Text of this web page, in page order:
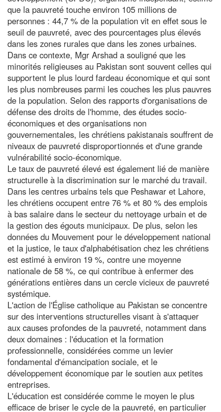
que la pauvreté touche environ 105 millions de
personnes : 44,7 % de la population vit en effet sous le
seuil de pauvreté, avec des pourcentages plus élevés
dans les zones rurales que dans les zones urbaines.
Dans ce contexte, Mgr Arshad a souligné que les
minorités religieuses au Pakistan sont souvent celles qui
supportent le plus lourd fardeau économique et qui sont
les plus nombreuses parmi les couches les plus pauvres
de la population. Selon des rapports d'organisations de
défense des droits de l'homme, des études socio-
économiques et des organisations non
gouvernementales, les chrétiens pakistanais souffrent de
niveaux de pauvreté disproportionnés et d'une grande
vulnérabilité socio-économique.
Le taux de pauvreté élevé est également lié de manière
structurelle à la discrimination sur le marché du travail.
Dans les centres urbains tels que Peshawar et Lahore,
les chrétiens occupent entre 76 % et 80 % des emplois
à bas salaire dans le secteur du nettoyage urbain et de
la gestion des égouts municipaux. De plus, selon les
données du Mouvement pour le développement national
et la justice, le taux d'alphabétisation chez les chrétiens
est estimé à environ 19 %, contre une moyenne
nationale de 58 %, ce qui contribue à enfermer des
générations entières dans un cercle vicieux de pauvreté
systémique.
L'action de l'Église catholique au Pakistan se concentre
sur des interventions structurelles visant à s'attaquer
aux causes profondes de la pauvreté, notamment dans
deux domaines : l'éducation et la formation
professionnelle, considérées comme un levier
fondamental d'émancipation sociale, et le
développement économique par le soutien aux petites
entreprises.
L'éducation est considérée comme le moyen le plus
efficace de briser le cycle de la pauvreté, en particulier